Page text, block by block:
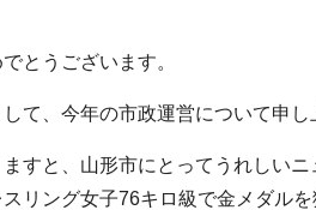
とうございます。
て、今年の市政運営について申し
すと、山形市にとってうれしい
リング女子76キロ級で金メダル